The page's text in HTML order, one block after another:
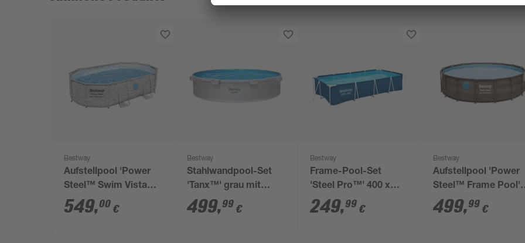
Bestway
Aufstellpool 'Power
Steel™ Swim Vista
Series™' Komplett-
Set mit
549,00 €
Bestway
Stahlwandpool-Set
'Tanx™' grau mit
Filterpumpe Ø 305 x
61 cm
499,99 €
Bestway
Frame-Pool-Set
'Steel Pro™' 400 x
211 x 81 cm mit
Filterpumpe
249,99 €
Bestway
Aufstellpool 'Power
Steel™ Frame Pool'
Komplett-Set
Optik Ø 488 x 122
499,99 €